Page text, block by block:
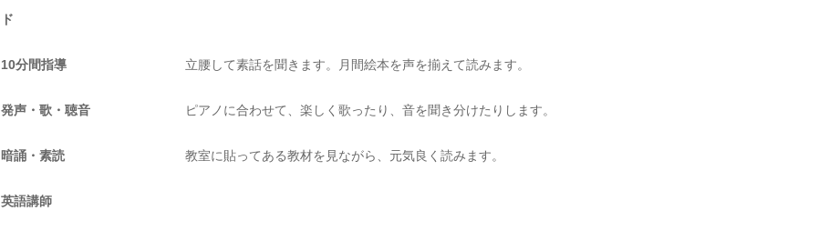
ド
10分間指導 立腰して素話を聞きます。月間絵本を声を揃えて読みます。
発声・歌・聴音 ピアノに合わせて、楽しく歌ったり、音を聞き分けたりします。
暗誦・素読 教室に貼ってある教材を見ながら、元気良く読みます。
英語講師